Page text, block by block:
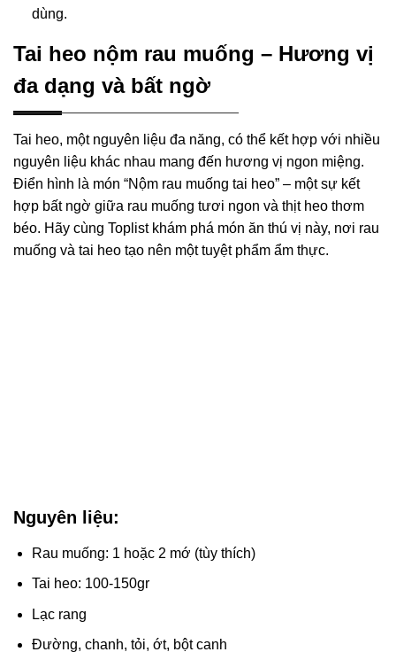
dùng.
Tai heo nộm rau muống – Hương vị
đa dạng và bất ngờ
Tai heo, một nguyên liệu đa năng, có thể kết hợp với nhiều
nguyên liệu khác nhau mang đến hương vị ngon miệng.
Điển hình là món “Nộm rau muống tai heo” – một sự kết
hợp bất ngờ giữa rau muống tươi ngon và thịt heo thơm
béo. Hãy cùng Toplist khám phá món ăn thú vị này, nơi rau
muống và tai heo tạo nên một tuyệt phẩm ẩm thực.
Nguyên liệu:
Rau muống: 1 hoặc 2 mớ (tùy thích)
Tai heo: 100-150gr
Lạc rang
Đường, chanh, tỏi, ớt, bột canh